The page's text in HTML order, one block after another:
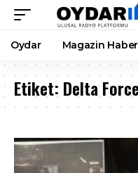
Oydar Magazin
Etiket: Delta Force